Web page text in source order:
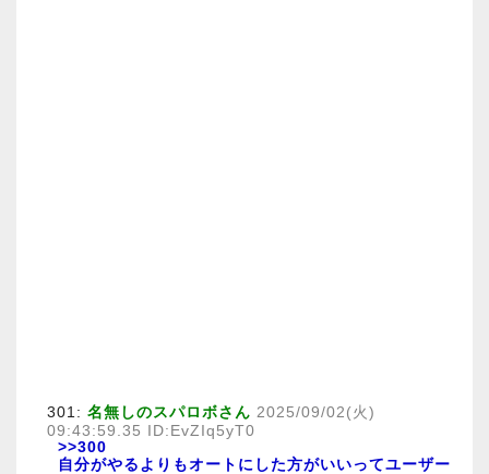
301: 名無しのスパロボさん 2025/09/02(火)
09:43:59.35 ID:EvZIq5yT0
>>300
自分がやるよりもオートにした方がいいってユーザー